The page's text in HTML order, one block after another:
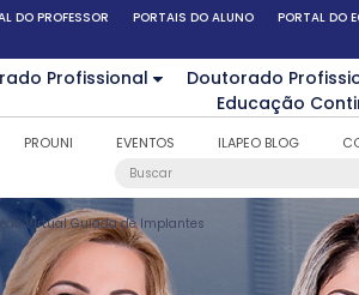
DO PROFESSOR PORTAIS DO ALUNO
PORTAL DO
Profissional
Doutorado
Educação
PROUNI EVENTOS ILAPEO BLOG
Virtual Guiada de Implantes